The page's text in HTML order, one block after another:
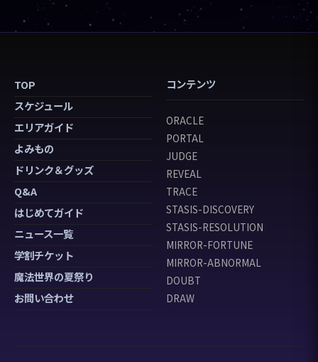
TOP
スケジュール
エリアガイド
よみもの
ドリンク＆グッズ
Q&A
はじめてガイド
ニュース一覧
学割チケット
魔法世界の夏祭り
お問い合わせ
コンテンツ
ORACLE
PORTAL
JUDGE
REVEAL
TRACE
STASIS-DISCOVERY
STASIS-RESOLUTION
MIRROR-FORTUNE
MIRROR-ABNORMAL
DOUBT
DRAW